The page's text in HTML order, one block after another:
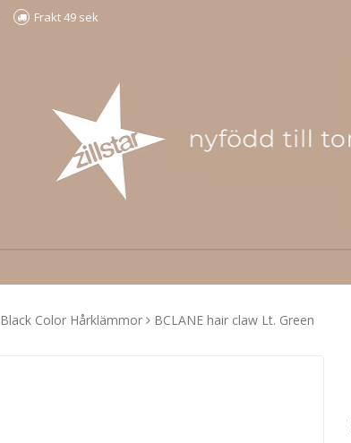
Frakt 49 sek
Black Color Hårklämmor BCLANE hair claw Lt. Green